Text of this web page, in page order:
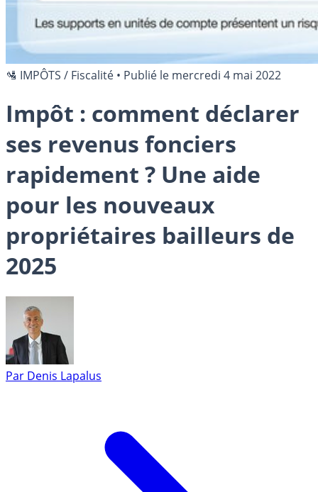
🛂 IMPÔTS / Fiscalité • Publié le mercredi 4 mai 2022
Impôt : comment déclarer
ses revenus fonciers
rapidement ? Une aide
pour les nouveaux
propriétaires bailleurs de
2025
Par Denis Lapalus